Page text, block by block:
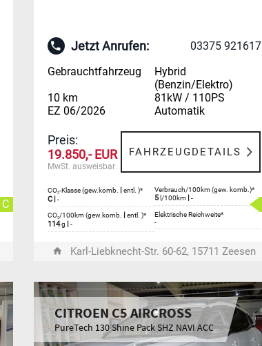
C
Jetzt Anrufen:
03375 921617
Gebrauchtfahrzeug
Hybrid
(Benzin/Elektro)
10 km
81kW / 110PS
EZ 06/2026
Automatik
Preis:
19.850,- EUR
MwSt. ausweisbar
FAHRZEUGDETAILS
CO₂-Klasse (gew.komb. | entl. )*
C | -
Verbrauch/100km (gew. komb.)*
5 l/100km | -
CO₂/100km (gew.komb. | entl. )*
114g | -
Elektrische Reichweite*
-
Karl-Liebknecht-Str. 60-62, 15711 Zeesen
CITROEN C5 AIRCROSS
PureTech 130 Shine Pack SHZ NAVI ACC